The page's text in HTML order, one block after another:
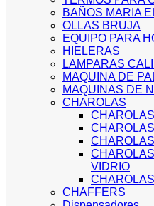
BAÑOS MARIA
OLLAS BRUJA
EQUIPO PARA
HIELERAS
LAMPARAS
MAQUINA DE
MAQUINAS DE
CHAROLAS
VIDRIO
CHAFFERS